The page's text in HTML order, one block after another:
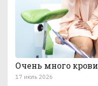
Очень много крови
17 июль 2026